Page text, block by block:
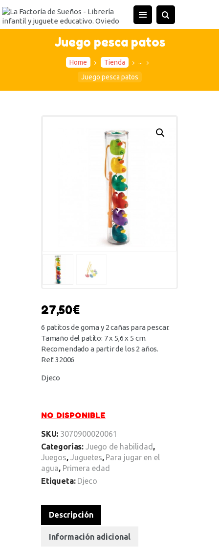
Juego pesca patos
Home Tienda
...
Juego pesca patos
INICIO
TIENDA
ACTIVIDADES
CONTACTO
27,50€
6 patitos de goma y 2 cañas para pescar.
Tamaño del patito: 7 x 5,6 x 5 cm.
Recomendado a partir de los 2 años.
Ref. 32006
Djeco
NO DISPONIBLE
SKU: 3070900020061
Categorías: Juego de habilidad ,
Juegos, Juguetes, Para jugar en el
agua, Primera edad
Etiqueta: Djeco
Descripción
Información adicional